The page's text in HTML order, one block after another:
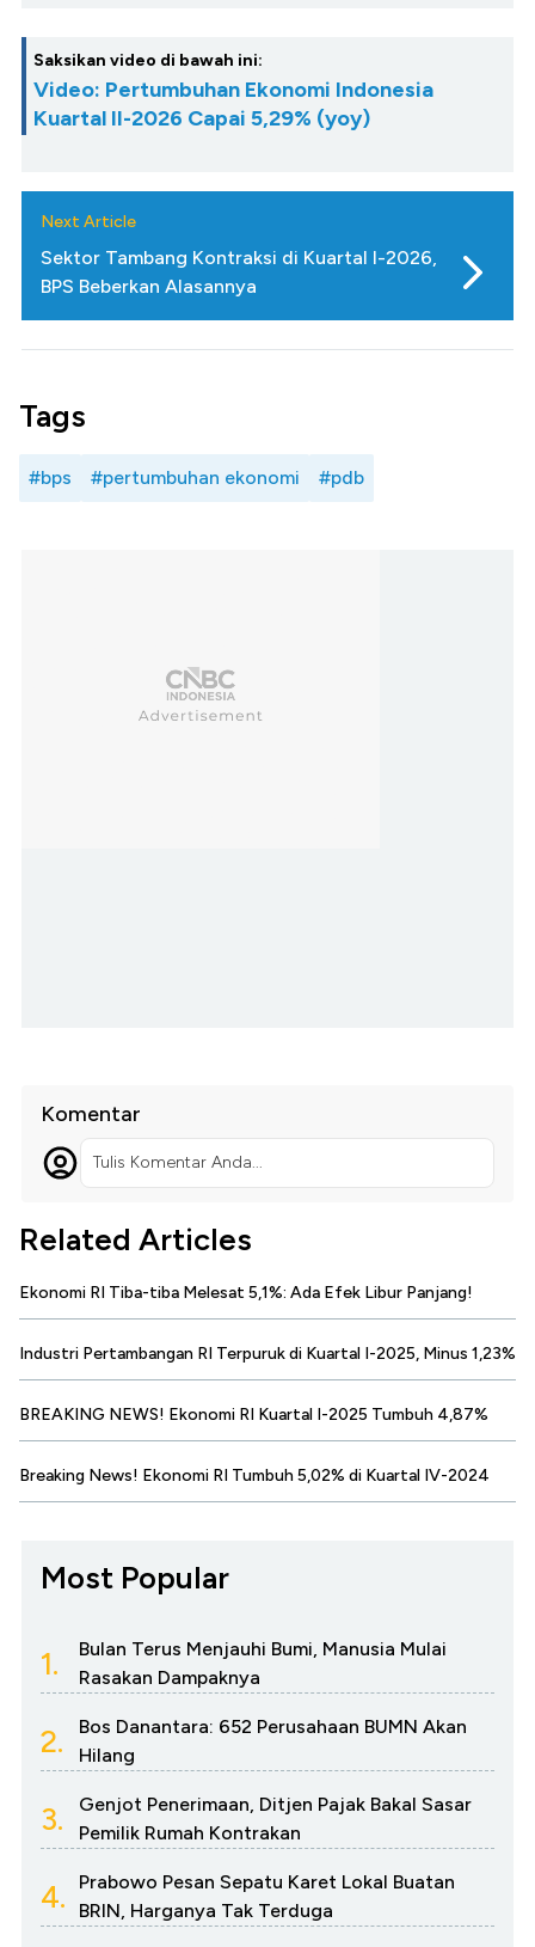
Saksikan video di bawah ini:
Video: Pertumbuhan Ekonomi Indonesia
Kuartal II-2026 Capai 5,29% (yoy)
Next Article
Sektor Tambang Kontraksi di Kuartal I-2026,
BPS Beberkan Alasannya
Tags
#bps #pertumbuhan ekonomi #pdb
Komentar
Tulis Komentar Anda...
Related Articles
Ekonomi RI Tiba-tiba Melesat 5,1%: Ada Efek Libur Panjang!
Industri Pertambangan RI Terpuruk di Kuartal I-2025, Minus 1,23%
BREAKING NEWS! Ekonomi RI Kuartal I-2025 Tumbuh 4,87%
Breaking News! Ekonomi RI Tumbuh 5,02% di Kuartal IV-2024
Most Popular
1.
Bulan Terus Menjauhi Bumi, Manusia Mulai
Rasakan Dampaknya
2.
Bos Danantara: 652 Perusahaan BUMN Akan
Hilang
3.
Genjot Penerimaan, Ditjen Pajak Bakal Sasar
Pemilik Rumah Kontrakan
4.
Prabowo Pesan Sepatu Karet Lokal Buatan
BRIN, Harganya Tak Terduga